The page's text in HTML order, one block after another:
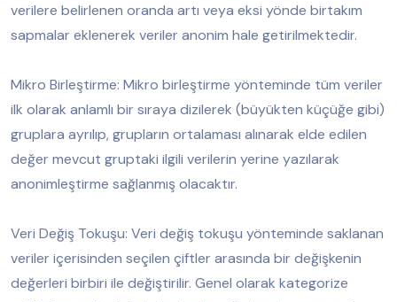
verilere belirlenen oranda artı veya eksi yönde birtakım
sapmalar eklenerek veriler anonim hale getirilmektedir.
Mikro Birleştirme: Mikro birleştirme yönteminde tüm veriler
ilk olarak anlamlı bir sıraya dizilerek (büyükten küçüğe gibi)
gruplara ayrılıp, grupların ortalaması alınarak elde edilen
değer mevcut gruptaki ilgili verilerin yerine yazılarak
anonimleştirme sağlanmış olacaktır.
Veri Değiş Tokuşu: Veri değiş tokuşu yönteminde saklanan
veriler içerisinden seçilen çiftler arasında bir değişkenin
değerleri birbiri ile değiştirilir. Genel olarak kategorize